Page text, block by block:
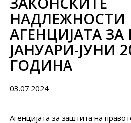
НАДЛЕЖНОСТИ
АГЕНЦИЈАТА
ЈАНУАРИ-ЈУНИ
ГОДИНА
03.07.2024
Агенцијата за заштита на